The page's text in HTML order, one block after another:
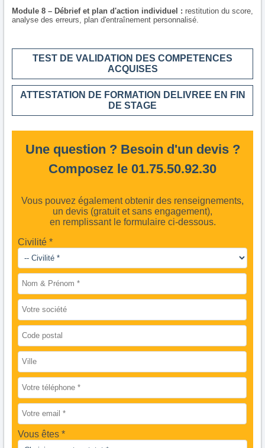
Module 8 – Débrief et plan d'action individuel : restitution du score,
analyse des erreurs, plan d'entraînement personnalisé.
TEST DE VALIDATION DES COMPETENCES
ACQUISES
ATTESTATION DE FORMATION DELIVREE EN FIN
DE STAGE
Une question ? Besoin d'un devis ?
Composez le 01.75.50.92.30
Vous pouvez également obtenir des renseignements,
un devis (gratuit et sans engagement),
en remplissant le formulaire ci-dessous.
Civilité *
Vous êtes